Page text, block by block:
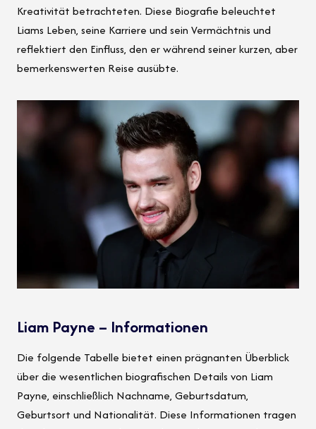
Kreativität betrachteten. Diese Biografie beleuchtet
Liams Leben, seine Karriere und sein Vermächtnis und
reflektiert den Einfluss, den er während seiner kurzen, aber
bemerkenswerten Reise ausübte.
Liam Payne – Informationen
Die folgende Tabelle bietet einen prägnanten Überblick
über die wesentlichen biografischen Details von Liam
Payne, einschließlich Nachname, Geburtsdatum,
Geburtsort und Nationalität. Diese Informationen tragen